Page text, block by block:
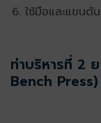
ใช้มือและแขนดั
ท่าบริหารที่ 2
Bench Press)